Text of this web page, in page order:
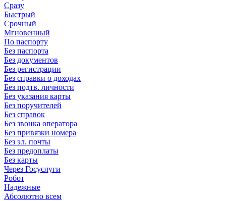
Сразу
Быстрый
Срочный
Мгновенный
По паспорту
Без паспорта
Без документов
Без регистрации
Без справки о доходах
Без подтв. личности
Без указания карты
Без поручителей
Без справок
Без звонка оператора
Без привязки номера
Без эл. почты
Без предоплаты
Без карты
Через Госуслуги
Робот
Надежные
Абсолютно всем